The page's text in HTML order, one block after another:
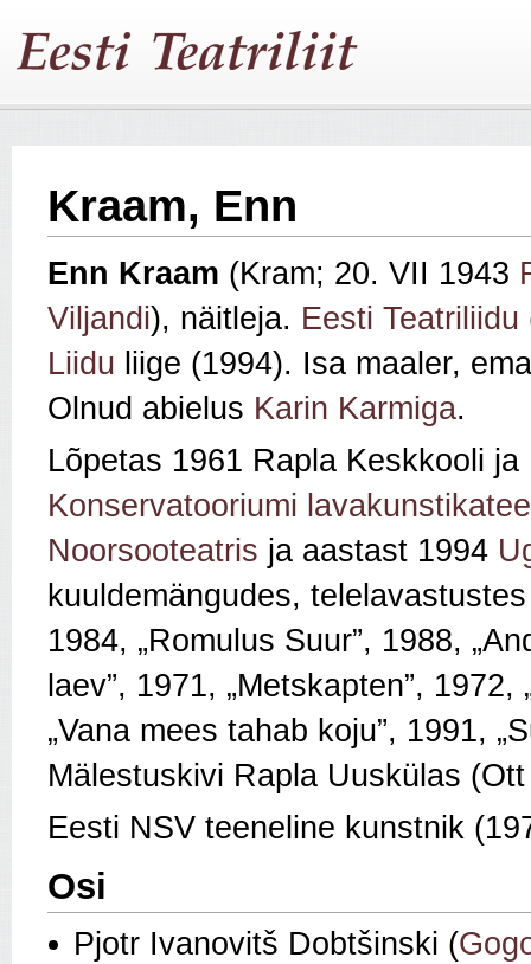
Kraam, Enn
Enn Kraam (Kram; 20. VII 1943
Viljandi), näitleja. Eesti Teatriliidu
Liidu liige (1994). Isa maaler,
Olnud abielus Karin Karmiga.
Lõpetas 1961 Rapla Keskkooli
Konservatooriumi
Noorsooteatris ja aastast 1994
kuuldemängudes,
1984, „Romulus Suur”, 1988,
laev”, 1971, „Metskapten”,
„Vana mees tahab koju”, 1991,
Mälestuskivi Rapla Uuskülas
Eesti NSV teeneline kunstnik
Osi
Pjotr Ivanovitš Dobtšinski (